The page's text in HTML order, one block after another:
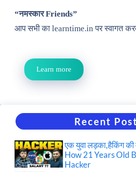
“नमस्कार Friends”
आप सभी का learntime.in पर स्वागत
Learn more
Recent
एक युवा लड़का,हैकिंग की
How 21 Years Old
Hacker